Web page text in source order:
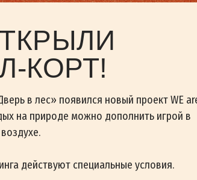
Доступ к Wi-Fi и станция Алиса
Мангал, уличный стол
Гамак и качель
У веранды домика
(оплачивается дополнительно)
Смотреть свободные
от 5900 ₽
КОРТ!
в лес» появился новый проект WE
на природе можно дополнить игрой в
действуют специальные условия.